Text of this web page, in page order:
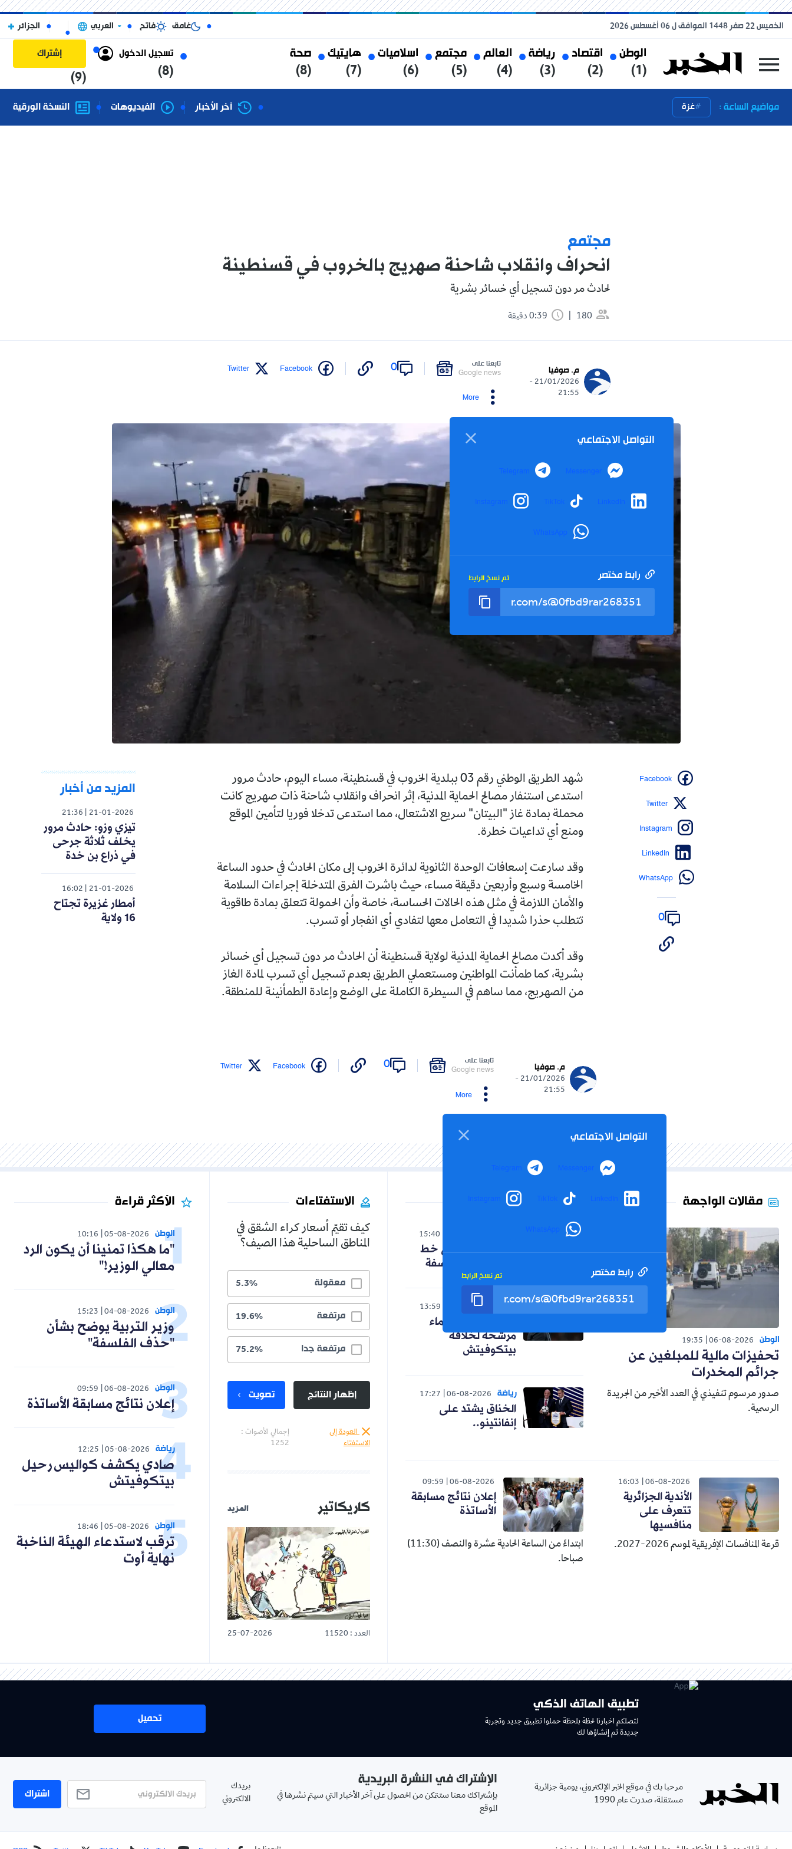
الوطن
(1)
اقتصاد
(2)
رياضة
(3)
العالم
(4)
مجتمع
(5)
اسلاميات
(6)
هايتيك
(7)
صحة
(8)
تسجيل الدخول
(8)
إشتراك
(9)
الخميس 22 صفر 1448 الموافق ل 06 أغسطس 2026 غامق فاتح العربي الجزائر
مواضيع الساعة : غزة آخر الأخبار الفيديوهات النسخة الورقية
مجتمع
انحراف وانقلاب شاحنة صهريج بالخروب في قسنطينة
لحادث مر دون تسجيل أي خسائر بشرية
180
م. صوفيا
21/01/2026 -
21:55
تابعنا على
Google news
0
Facebook
Twitter
More
التواصل الاجتماعي
Messenger
Telegram
LinkedIn
TikTok
Instagram
WhatsApp
رابط مختصر تم نسخ الرابط
شهد الطريق الوطني رقم 03 ببلدية الخروب في قسنطينة، مساء اليوم، حادث مرور
استدعى استنفار مصالح الحماية المدنية، إثر انحراف وانقلاب شاحنة ذات صهريج كانت
محملة بمادة غاز "البيتان" سريع الاشتعال، مما استدعى تدخلا فوريا لتأمين الموقع
ومنع أي تداعيات خطرة.
وقد سارعت إسعافات الوحدة الثانوية لدائرة الخروب إلى مكان الحادث في حدود الساعة
الخامسة وسبع وأربعين دقيقة مساء، حيث باشرت الفرق المتدخلة إجراءات السلامة
والأمان اللازمة في مثل هذه الحالات الحساسة، خاصة وأن الحمولة تتعلق بمادة طاقوية
تتطلب حذرا شديدا في التعامل معها لتفادي أي انفجار أو تسرب.
وقد أكدت مصالح الحماية المدنية لولاية قسنطينة أن الحادث مر دون تسجيل أي خسائر
بشرية، كما طمأنت المواطنين ومستعملي الطريق بعدم تسجيل أي تسرب لمادة الغاز
من الصهريج، مما ساهم في السيطرة الكاملة على الوضع وإعادة الطمأنينة للمنطقة.
Facebook
Twitter
Instagram
LinkedIn
WhatsApp
0
المزيد من أخبار
21-01-2026
21:36
تيزي وزو: حادث مرور
يخلف ثلاثة جرحى
في ذراع بن خدة
21-01-2026
16:02
أمطار غزيرة تجتاح
16 ولاية
م. صوفيا
21/01/2026 -
21:55
تابعنا على
Google news
0
Facebook
Twitter
More
التواصل الاجتماعي
Messenger
Telegram
LinkedIn
TikTok
Instagram
WhatsApp
رابط مختصر تم نسخ الرابط
مقالات الواجهة
الوطن 06-08-2026
19:35
تحفيزات مالية للمبلغين عن
جرائم المخدرات
صدور مرسوم تنفيذي في العدد الأخير من الجريدة
الرسمية.
15:40
حنون تدخل على خط
الجدل حول الفلسفة
رياضة 06-08-2026
13:59
رسميا.. ثلاثة أسماء
مرشحة لخلافة
بيتكوفيتش
رياضة 06-08-2026
17:27
الخناق يشتد على
إنفانتينو..
06-08-2026
16:03
الأندية الجزائرية
تتعرف على
منافسيها
قرعة المنافسات الإفريقية لموسم 2026-2027.
06-08-2026
09:59
إعلان نتائج مسابقة
الأساتذة
ابتداءً من الساعة الحادية عشرة والنصف (11:30)
صباحا.
الاستفتاءات
كيف تقيّم أسعار كراء الشقق في
المناطق الساحلية هذا الصيف؟
معقولة 5.3%
مرتفعة 19.6%
مرتفعة جدا 75.2%
إظهار النتائج تصويت
العودة إلى
الاستفتاء
إجمالي الأصوات :
1252
كاريكاتير المزيد
العدد : 11520 25-07-2026
الأكثر قراءة
الوطن 05-08-2026
10:16
"ما هكذا تمنينا أن يكون الرد
معالي الوزير!"
الوطن 04-08-2026
15:23
وزير التربية يوضح بشأن
"حذف الفلسفة"
الوطن 06-08-2026
09:59
إعلان نتائج مسابقة الأساتذة
رياضة 05-08-2026
12:25
صادي يكشف كواليس رحيل
بيتكوفيتش
الوطن 05-08-2026
18:46
ترقب لاستدعاء الهيئة الناخبة
نهاية أوت
تطبيق الهاتف الذكي
لتصلكم اخبارنا لحظة بلحظة حملوا تطبيق جديد وتجربة
جديدة تم إنشاؤها لك
تحميل
مرحبا بك في موقع الخبر الإلكتروني، يومية جزائرية
مستقلة، صدرت عام 1990
الإشتراك في النشرة البريدية
بإشتراكك معنا ستتمكن من الحصول على آخر الأخبار التي سيتم نشرها في
الموقع
بريدك
الالكتروني
اشتراك